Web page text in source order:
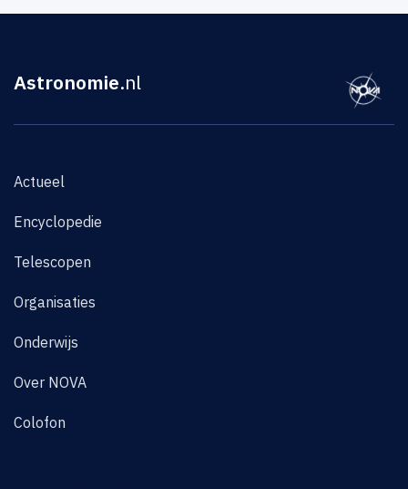
Astronomie.nl
Actueel
Encyclopedie
Telescopen
Organisaties
Onderwijs
Over NOVA
Colofon